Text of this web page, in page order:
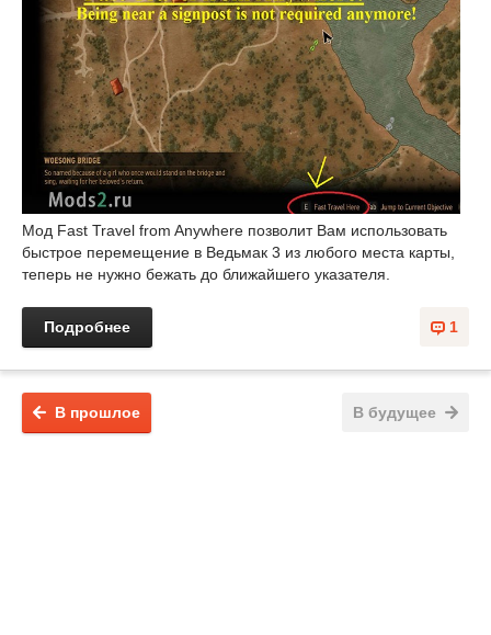
Мод Fast Travel from Anywhere позволит Вам использовать
быстрое перемещение в Ведьмак 3 из любого места карты,
теперь не нужно бежать до ближайшего указателя.
1
Подробнее
В будущее
В прошлое